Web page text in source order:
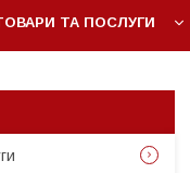
ТА ПОСЛУГИ